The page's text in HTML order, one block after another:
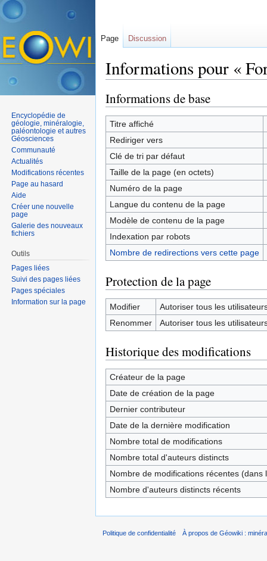
Informations pour «
Informations de base
Titre affiché
Rediriger vers
Clé de tri par défaut
Taille de la page (en octets)
Numéro de la page
Langue du contenu de la page
Modèle de contenu de la page
Indexation par robots
Nombre de redirections vers cette page
Protection de la page
Modifier
Autoriser tous les
Renommer
Autoriser tous les
Historique des modifications
Créateur de la page
Date de création de la page
Dernier contributeur
Date de la dernière modification
Nombre total de modifications
Nombre total d'auteurs distincts
Nombre de modifications récentes (dans
Nombre d'auteurs distincts récents
Page Discussion
Encyclopédie de
géologie, minéralogie,
paléontologie et autres
Géosciences
Communauté
Actualités
Modifications récentes
Page au hasard
Aide
Créer une nouvelle
page
Galerie des nouveaux
fichiers
Outils
Pages liées
Suivi des pages liées
Pages spéciales
Information sur la page
Politique de confidentialité À propos de Géowiki :